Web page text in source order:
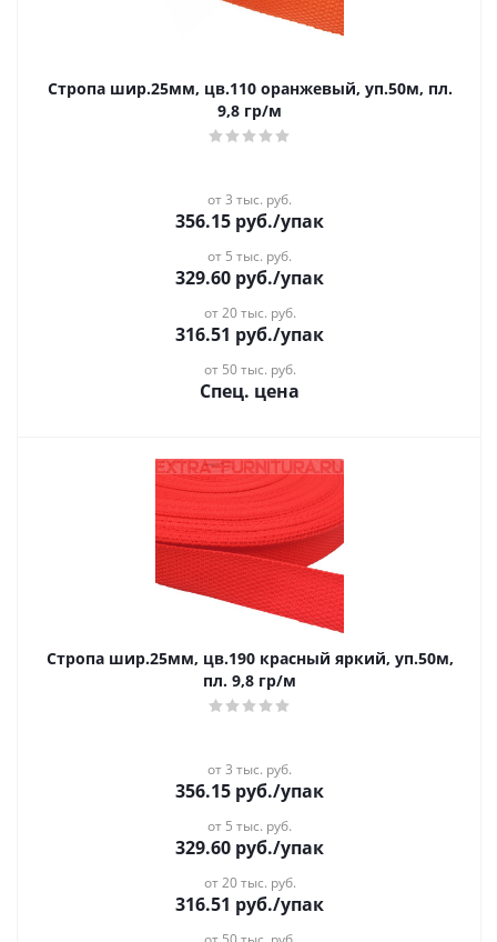
Стропа шир.25мм, цв.110 оранжевый, уп.50м, пл.
9,8 гр/м
от 3 тыс. руб.
356.15 руб./упак
от 5 тыс. руб.
329.60 руб./упак
от 20 тыс. руб.
316.51 руб./упак
от 50 тыс. руб.
Спец. цена
Стропа шир.25мм, цв.190 красный яркий, уп.50м,
пл. 9,8 гр/м
от 3 тыс. руб.
356.15 руб./упак
от 5 тыс. руб.
329.60 руб./упак
от 20 тыс. руб.
316.51 руб./упак